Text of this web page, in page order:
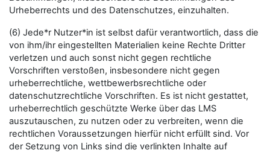
Urheberrechts und des Datenschutzes, einzuhalten.
(6) Jede*r Nutzer*in ist selbst dafür verantwortlich, dass die
von ihm/ihr eingestellten Materialien keine Rechte Dritter
verletzen und auch sonst nicht gegen rechtliche
Vorschriften verstoßen, insbesondere nicht gegen
urheberrechtliche, wettbewerbsrechtliche oder
datenschutzrechtliche Vorschriften. Es ist nicht gestattet,
urheberrechtlich geschützte Werke über das LMS
auszutauschen, zu nutzen oder zu verbreiten, wenn die
rechtlichen Voraussetzungen hierfür nicht erfüllt sind. Vor
der Setzung von Links sind die verlinkten Inhalte auf